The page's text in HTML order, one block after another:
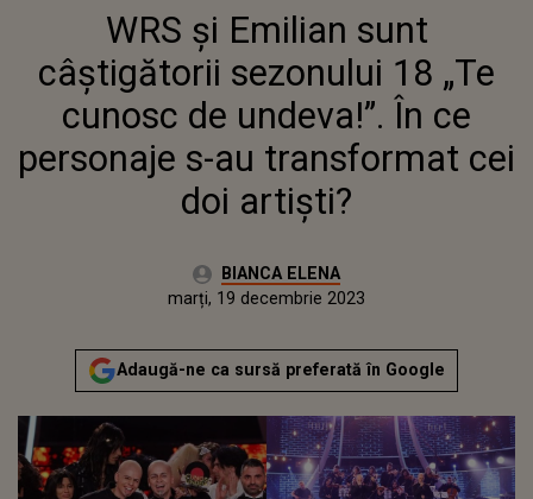
CÂȘTIGĂTORII SEZONULUI 18
„TE CUNOSC DE UNDEVA!”. ÎN CE
PERSONAJE S-AU
TRANSFORMAT CEI DOI
ARTIȘTI?
WRS și Emilian sunt
câștigătorii sezonului 18 „Te
cunosc de undeva!”. În ce
personaje s-au transformat cei
doi artiști?
Autor:BIANCA ELENA
luni, 19 decembrie 2022Actualizat:
marți, 19 decembrie 2023
Adaugă-ne ca sursă preferată în Google